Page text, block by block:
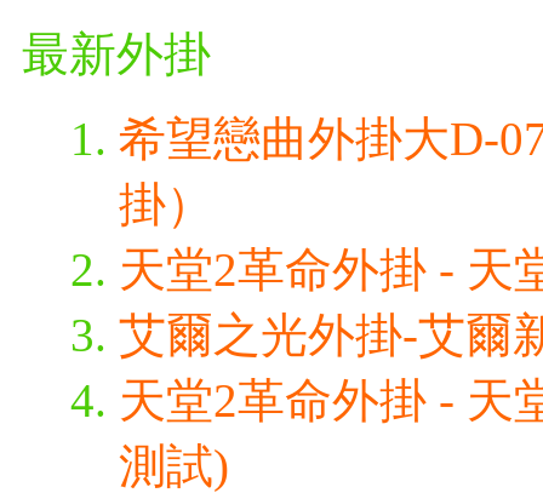
最新外掛
希望戀曲外掛大D-
掛）
天堂2革命外掛 - 天
艾爾之光外掛-艾爾
天堂2革命外掛 - 天
測試)